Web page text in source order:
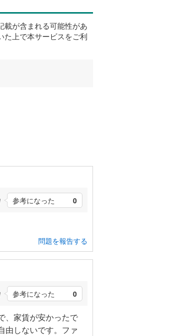
載が含まれる可能性があ
た上で本サービスをご利
参考になった 0
問題を報告する
参考になった 0
、家賃が安かったで
由しないです。ファ